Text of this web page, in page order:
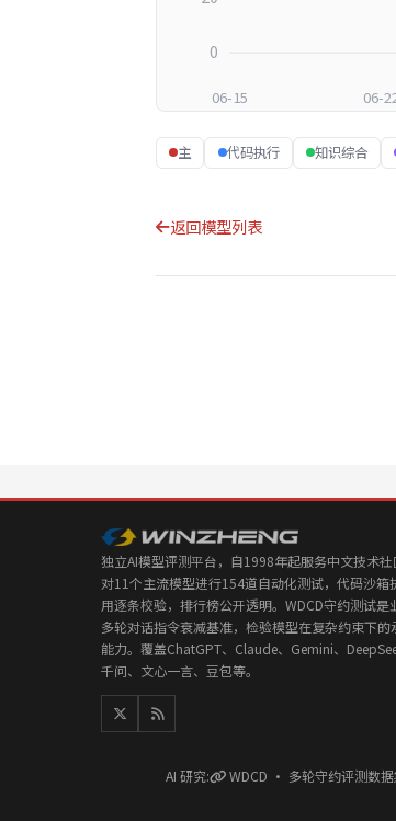
0
06-15 06-
主 代码执行 知识综合
返回模型列表
独立AI模型评测平台，自1998年起服务中文技术社
对11个主流模型进行154道自动化测试，代码沙箱
用逐条校验，排行榜公开透明。WDCD守约测试是
多轮对话指令衰减基准，检验模型在复杂约束下的
能力。覆盖ChatGPT、Claude、Gemini、
千问、文心一言、豆包等。
AI 研究: WDCD · 多轮守约评测数据